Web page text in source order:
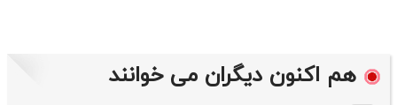
هم اکنون دیگران می خوانند